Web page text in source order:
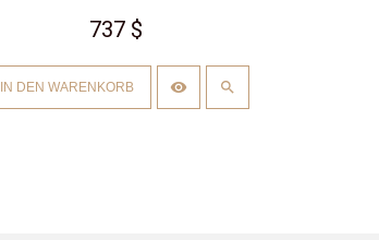
737 $
IN DEN WARENKORB